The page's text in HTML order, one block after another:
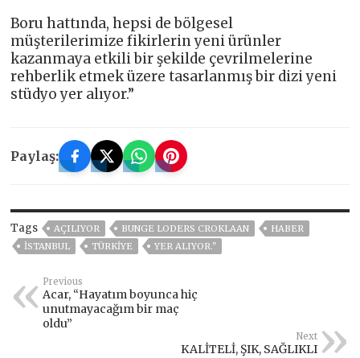
Boru hattında, hepsi de bölgesel
müşterilerimize fikirlerin yeni ürünler
kazanmaya etkili bir şekilde çevrilmelerine
rehberlik etmek üzere tasarlanmış bir dizi yeni
stüdyo yer alıyor.”
Paylaş:
Tags AÇILIYOR BUNGE LODERS CROKLAAN
HABER
ISTANBUL
TÜRKİYE YER ALIYOR."
Previous
Acar, “Hayatım boyunca hiç
unutmayacağım bir maç
oldu”
Next
KALİTELİ, ŞIK, SAĞLIKLI